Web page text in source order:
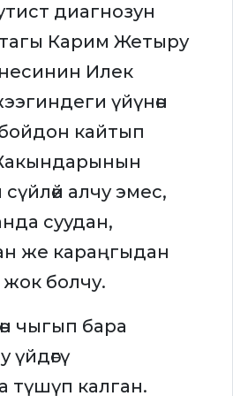
диагнозун
Карим Жетыру
Илек
үйүнөн
кайтып
алчу эмес,
суудан,
же караңгыдан
болчу.
чыгып бара
түшүп калган.